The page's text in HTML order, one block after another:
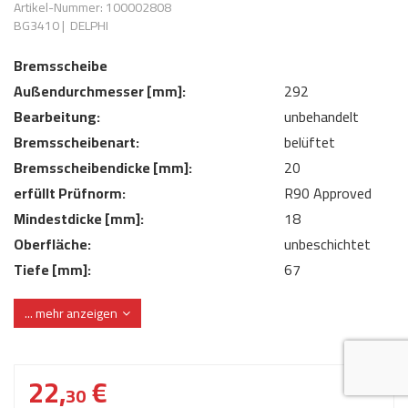
Werkzeuge & kleine
Lokring
Fittinge/
Elektrik
Kupplung/-anbauteile
Abgasanlage
Wischerblätter
Benzineinspritzung
Reiniger/
Dichtmasse
Prüföl
Öle
ANMELDEN
REGISTRIEREN
MERKZETTEL
zum B2B Shop
für Werkstattkunden
Artikel-Nummer: 100002808
BG3410| DELPHI
Bremsscheibe
Außendurchmesser [mm]:
292
Bearbeitung:
unbehandelt
Bremsscheibenart:
belüftet
Bremsscheibendicke [mm]:
20
erfüllt Prüfnorm:
R90 Approved
Mindestdicke [mm]:
18
Oberfläche:
unbeschichtet
Tiefe [mm]:
67
Zentrierungsdurchmesser [mm]:
... mehr anzeigen
22,30€